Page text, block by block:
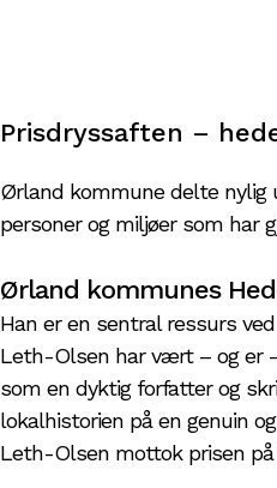
Prisdryssaften –
Ørland kommune delte nylig
personer og miljøer som har
Ørland kommunes
Han er en sentral ressurs
Leth-Olsen har vært – og er
som en dyktig forfatter og
lokalhistorien på en genuin
Leth-Olsen mottok prisen på